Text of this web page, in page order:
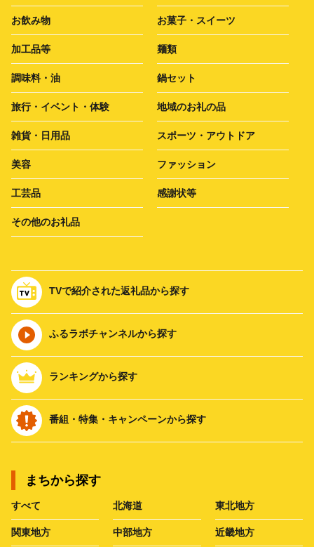
お飲み物 お菓子・スイーツ
加工品等 麺類
調味料・油 鍋セット
旅行・イベント・体験 地域のお礼の品
雑貨・日用品 スポーツ・アウトドア
美容 ファッション
工芸品 感謝状等
その他のお礼品
TVで紹介された返礼品から探す
ふるラボチャンネルから探す
ランキングから探す
番組・特集・キャンペーンから探す
まちから探す
すべて 北海道 東北地方
関東地方 中部地方 近畿地方